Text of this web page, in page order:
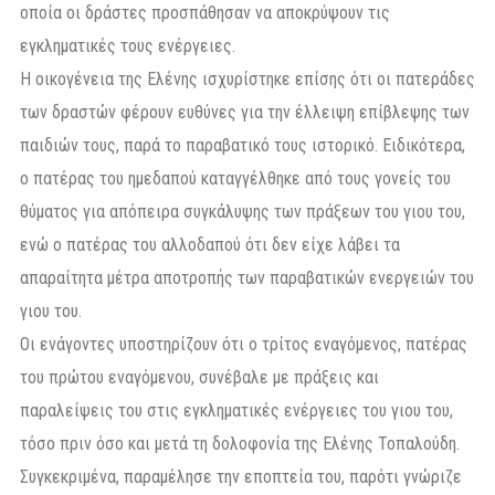
οποία οι δράστες προσπάθησαν να αποκρύψουν τις
εγκληματικές τους ενέργειες.
Η οικογένεια της Ελένης ισχυρίστηκε επίσης ότι οι πατεράδες
των δραστών φέρουν ευθύνες για την έλλειψη επίβλεψης των
παιδιών τους, παρά το παραβατικό τους ιστορικό. Ειδικότερα,
ο πατέρας του ημεδαπού καταγγέλθηκε από τους γονείς του
θύματος για απόπειρα συγκάλυψης των πράξεων του γιου του,
ενώ ο πατέρας του αλλοδαπού ότι δεν είχε λάβει τα
απαραίτητα μέτρα αποτροπής των παραβατικών ενεργειών του
γιου του.
Οι ενάγοντες υποστηρίζουν ότι ο τρίτος εναγόμενος, πατέρας
του πρώτου εναγόμενου, συνέβαλε με πράξεις και
παραλείψεις του στις εγκληματικές ενέργειες του γιου του,
τόσο πριν όσο και μετά τη δολοφονία της Ελένης Τοπαλούδη.
Συγκεκριμένα, παραμέλησε την εποπτεία του, παρότι γνώριζε